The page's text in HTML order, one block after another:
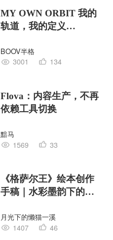
MY OWN ORBIT 我的
轨道，我的定义
对
BOOV半格
3001
134
Flova：内容生产，不再
依赖工具切换
黯马
1569
33
《格萨尔王》绘本创作
手稿｜水彩墨韵下的史
月光下的懒猫一溪
1407
46